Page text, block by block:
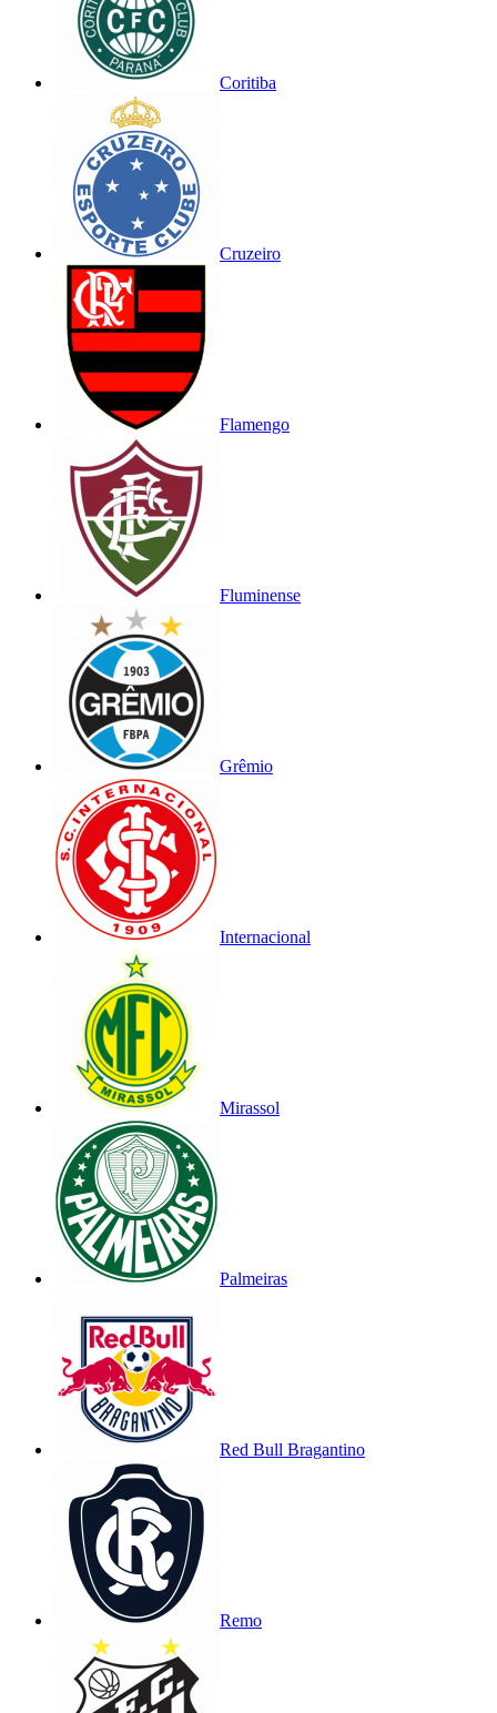
Coritiba
Cruzeiro
Flamengo
Fluminense
Grêmio
Internacional
Mirassol
Palmeiras
Red Bull Bragantino
Remo